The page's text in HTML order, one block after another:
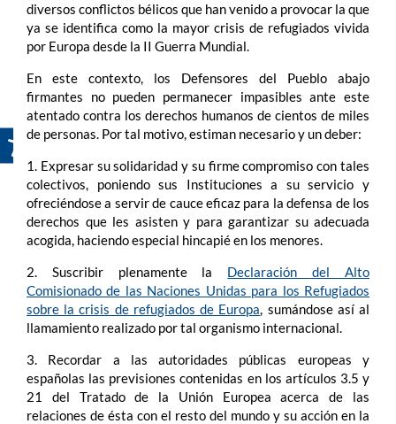
diversos conflictos bélicos que han venido a provocar la que
ya se identifica como la mayor crisis de refugiados vivida
por Europa desde la II Guerra Mundial.
En este contexto, los Defensores del Pueblo abajo
firmantes no pueden permanecer impasibles ante este
atentado contra los derechos humanos de cientos de miles
de personas. Por tal motivo, estiman necesario y un deber:
1. Expresar su solidaridad y su firme compromiso con tales
colectivos, poniendo sus Instituciones a su servicio y
ofreciéndose a servir de cauce eficaz para la defensa de los
derechos que les asisten y para garantizar su adecuada
acogida, haciendo especial hincapié en los menores.
2. Suscribir plenamente la Declaración del Alto
Comisionado de las Naciones Unidas para los Refugiados
sobre la crisis de refugiados de Europa, sumándose así al
llamamiento realizado por tal organismo internacional.
3. Recordar a las autoridades públicas europeas y
españolas las previsiones contenidas en los artículos 3.5 y
21 del Tratado de la Unión Europea acerca de las
relaciones de ésta con el resto del mundo y su acción en la